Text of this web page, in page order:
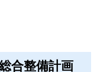
合整備計画